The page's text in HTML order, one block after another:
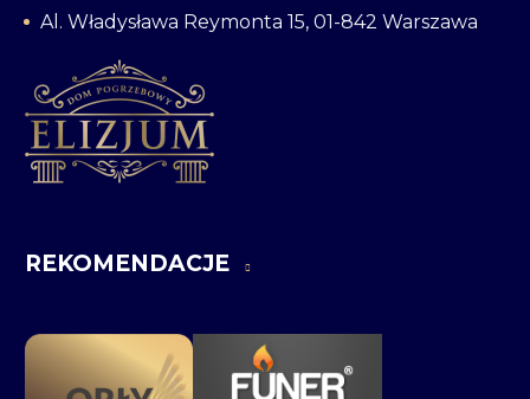
Al. Władysława Reymonta 15, 01-842 Warszawa
REKOMENDACJE